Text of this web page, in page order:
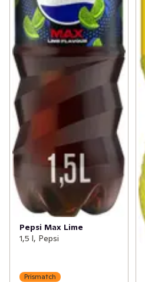
Pepsi Max Lime
1,5 l, Pepsi
Prismatch